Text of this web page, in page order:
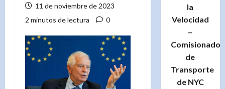
11 de noviembre de 2023
2 minutos de lectura
0
la
Velocidad
–
Comisionado
de
Transporte
de NYC